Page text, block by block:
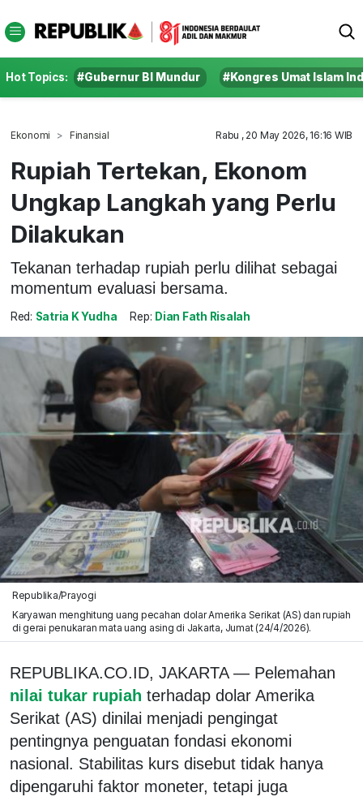
Hot Topics: #Gubernur BI Mundur #Kongres Umat Islam
Ekonomi Finansial Rabu , 20 May 2026, 16:16 WIB
Rupiah Tertekan, Ekonom
Ungkap Langkah yang Perlu
Dilakukan
Tekanan terhadap rupiah perlu dilihat sebagai
momentum evaluasi bersama.
Red: Satria K Yudha Rep: Dian Fath Risalah
Republika/Prayogi
Karyawan menghitung uang pecahan dolar Amerika Serikat (AS) dan rupiah
di gerai penukaran mata uang asing di Jakarta, Jumat (24/4/2026).
REPUBLIKA.CO.ID, JAKARTA — Pelemahan
nilai tukar rupiah terhadap dolar Amerika
Serikat (AS) dinilai menjadi pengingat
pentingnya penguatan fondasi ekonomi
nasional. Stabilitas kurs disebut tidak hanya
dipengaruhi faktor moneter, tetapi juga